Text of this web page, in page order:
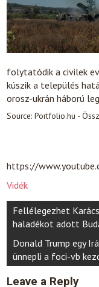
folytatódik a civilek
kúszik a település
orosz-ukrán háború
Source:Portfolio.hu -
https://
Vidék
Post
navigation
Fellélegezhet
haladékot adott
Donald Trump egy
ünnepli a foci-vb
Leave a Reply